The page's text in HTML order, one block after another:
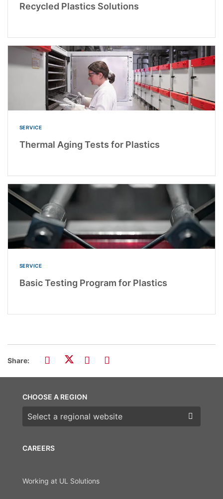
Recycled Plastics Solutions
SERVICE
Thermal Aging Tests for Plastics
SERVICE
Basic Testing Program for Plastics
Share:
CAREERS
Working at UL Solutions
CHOOSE A REGION
Choose a region